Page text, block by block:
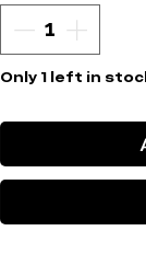
Only 1 left in